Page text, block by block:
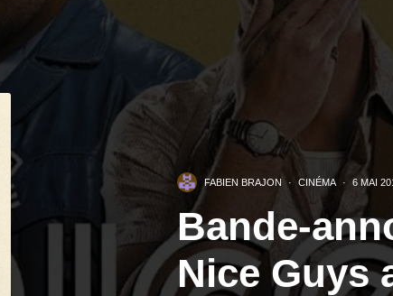
FABIEN BRAJON · CINÉMA · 6 MAI
Bande-
Nice Guys